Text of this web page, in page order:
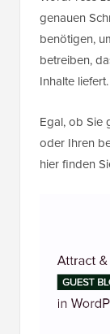
genauen
benötigen,
betreiben,
Inhalte liefert.
Egal, ob Sie
oder Ihren
hier finden